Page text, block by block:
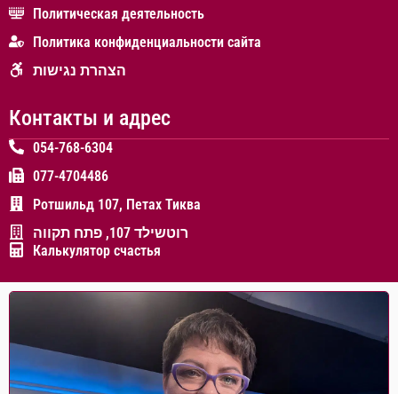
Политическая деятельность
Политика конфиденциальности сайта
הצהרת נגישות
Контакты и адрес
054-768-6304
077-4704486
Ротшильд 107, Петах Тиква
רוטשילד 107, פתח תקווה
Калькулятор счастья